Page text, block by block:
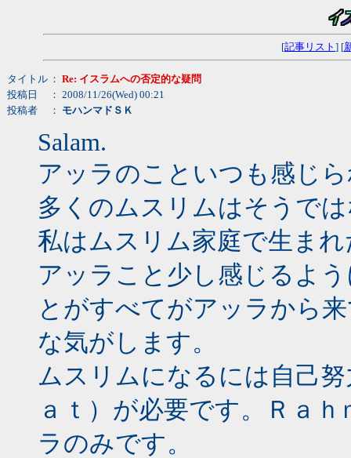
[記事リスト ] [
タイトル ： Re: イスラムへの否定的な疑問
投稿日
： 2008/11/26(Wed) 00:21
投稿者
： モハンマドＳＫ
Salam.
アッラのこといつも感じ
多くのムスリムはそうで
私はムスリム家庭で生ま
アッラこと少し感じるよ
とがすべてがアッラから
な気がします。
ムスリムになるには自己
ａｔ）が必要です。Ｒａ
ラのみです。